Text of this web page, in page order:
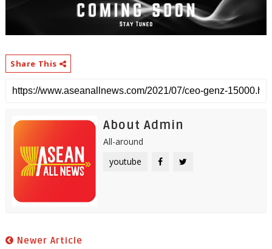
Share This
About Admin
All-around
youtube
Newer Article